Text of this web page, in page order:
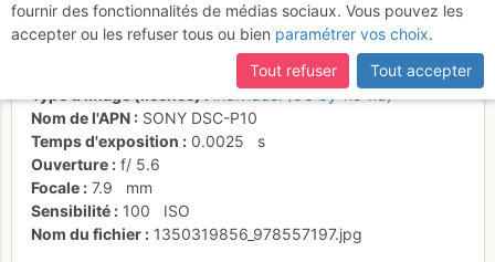
Activités
Date/heure
Patrick Vuilleumier
individuel (CC by-nc-nd)
Nom de l'APN
SONY DSC-P10
Temps d'exposition
0.0025
s
Ouverture
f/ 5.6
Focale
7.9
mm
Sensibilité
100
ISO
Nom du fichier
1350319856_978557197.jpg
fournir des fonctionnalités de médias sociaux. Vous pouvez les
accepter ou les refuser tous ou bien paramétrer vos choix.
Tout refuser
Tout accepter